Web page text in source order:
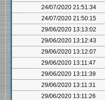
24/07/2020 21:51:34
24/07/2020 21:50:15
29/06/2020 13:13:02
29/06/2020 13:12:43
29/06/2020 13:12:07
29/06/2020 13:11:47
29/06/2020 13:11:39
29/06/2020 13:11:31
29/06/2020 13:11:26